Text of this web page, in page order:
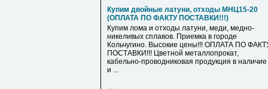
Купим двойные латуни, отходы МНЦ15-20
(ОПЛАТА ПО ФАКТУ ПОСТАВКИ!!!)
Купим лома и отходы латуни, меди, медно-
никеливых сплавов. Приемка в городе
Кольчугино. Высокие цены!!! ОПЛАТА ПО
ПОСТАВКИ!!! Цветной металлопрокат,
кабельно-проводниковая продукция в наличие
и ...